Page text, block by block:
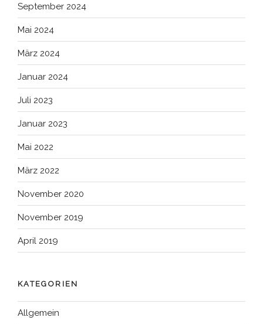
September 2024
Mai 2024
März 2024
Januar 2024
Juli 2023
Januar 2023
Mai 2022
März 2022
November 2020
November 2019
April 2019
KATEGORIEN
Allgemein